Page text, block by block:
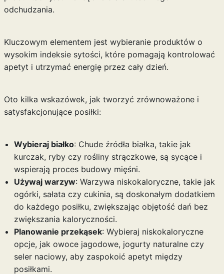
odchudzania.
Kluczowym elementem jest wybieranie produktów o
wysokim indeksie sytości, które pomagają kontrolować
apetyt i utrzymać energię przez cały dzień.
Oto kilka wskazówek, jak tworzyć zrównoważone i
satysfakcjonujące posiłki:
Wybieraj białko: Chude źródła białka, takie jak
kurczak, ryby czy rośliny strączkowe, są sycące i
wspierają proces budowy mięśni.
Używaj warzyw: Warzywa niskokaloryczne, takie jak
ogórki, sałata czy cukinia, są doskonałym dodatkiem
do każdego posiłku, zwiększając objętość dań bez
zwiększania kaloryczności.
Planowanie przekąsek: Wybieraj niskokaloryczne
opcje, jak owoce jagodowe, jogurty naturalne czy
seler naciowy, aby zaspokoić apetyt między
posiłkami.